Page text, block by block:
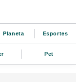
Planeta Esportes
Pet